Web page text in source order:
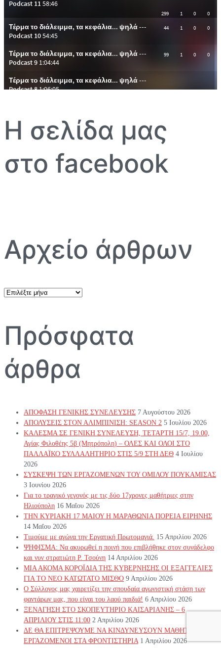
Η σελίδα μας
στο facebook
Αρχείο άρθρων
Αρχείο
Πρόσφατα
άρθρα
ΑΠΟΦΑΣΗ ΓΕΝΙΚΗΣ ΣΥΝΕΛΕΥΣΗΣ 7 Αυγούστου 2026
ΑΠΟΛΥΣΕΙΣ ΣΤΟΝ ΑΛΙΜΠΙΝΙΣΗ: SEASON 2 5 Ιουλίου 2026
ΚΑΛΕΣΜΑ ΣΕ ΓΕΝΙΚΗ ΣΥΝΕΛΕΥΣΗ, ΤΕΤΑΡΤΗ 15/7, 19.00,
Αγίας Φιλοθέης 5β (Μητρόπολη) – ΟΛΕΣ ΚΑΙ ΟΛΟΙ ΣΤΟ
ΠΑΛΛΑΪΚΟ ΣΥΛΛΑΛΗΤΗΡΙΟ ΣΤΙΣ 5/9 ΣΤΗ ΔΕΘ 4 Ιουλίου
2026
ΣΥΣΚΕΨΗ ΤΩΝ ΕΡΓΑΖΟΜΕΝΩΝ ΤΟΥ ΟΜΙΛΟΥ ΠΟΥΚΑΜΙΣΑΣ
3 Ιουνίου 2026
Για το τραγικό γεγονός με τις δύο 17χρονες μαθήτριες στην
Ηλιούπολη 16 Μαΐου 2026
ΤΗΝ ΚΥΡΙΑΚΗ 17 ΜΑΙΟΥ Η ΜΑΡΑΘΩΝΙΑ ΠΟΡΕΙΑ ΕΙΡΗΝΗΣ
14 Μαΐου 2026
Τιμούμε με αγώνα την Εργατική Πρωτομαγιά. 15 Απριλίου 2026
ΨΗΦΙΣΜΑ: Να ακυρωθεί η ποινή που επιβλήθηκε στον συνάδελφο
και νυν στρατιώτη Ρ. Τσούνη 14 Απριλίου 2026
ΜΙΑ ΑΚΟΜΑ ΚΟΡΟΪΔΙΑ ΤΗΣ ΚΥΒΕΡΝΗΣΗΣ ΟΙ ΕΞΑΓΓΕΛΙΕΣ
ΓΙΑ ΤΟ ΝΕΟ ΚΑΤΩΤΑΤΟ ΜΙΣΘΟ 9 Απριλίου 2026
Ο Σύλλογος μας χαιρετίζει την σπουδαία αγωνιστική στάση των
φαντάρων μας, που είναι του λαού παιδιά! 6 Απριλίου 2026
ΞΕΝΑΓΗΣΗ ΣΤΟ ΣΚΟΠΕΥΤΗΡΙΟ ΚΑΙΣΑΡΙΑΝΗΣ – 6
ΑΠΡΙΛΙΟΥ ΣΤΙΣ 11:00 2 Απριλίου 2026
ΔΕ ΘΑ ΕΠΙΤΡΕΨΟΥΜΕ ΝΑ ΚΙΝΔΥΝΕΥΣOYN ΜΑΘΗΤΕΣ ΚΑΙ
ΕΡΓΑΖΟΜΕΝΟΙ ΣΤΑ ΦΡΟΝΤΙΣΤΗΡΙΑ 1 Απριλίου 2026